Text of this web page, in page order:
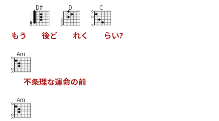
もう
D#
後ど
D
れく
C
らい?
Am
不条理な運命の前
Am